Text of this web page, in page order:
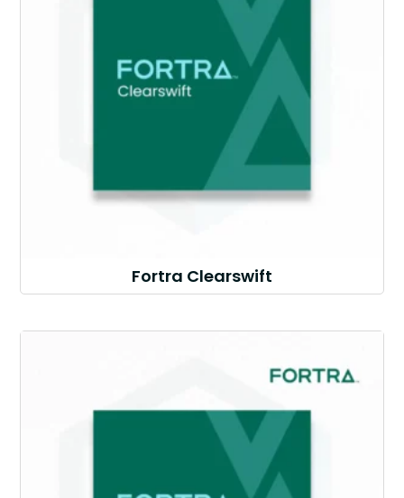
Fortra Clearswift